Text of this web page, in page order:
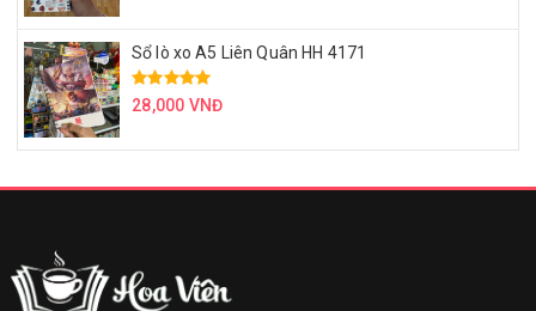
Sổ lò xo A5 Liên Quân HH 4171
28,000 VNĐ